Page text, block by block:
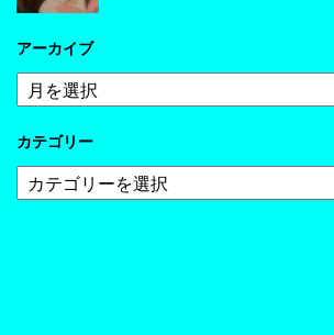
アーカイブ
ア
ー
イ
カテゴリー
テ